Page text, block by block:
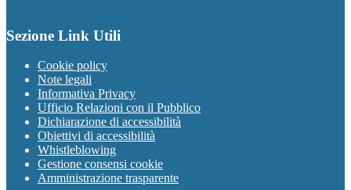
Sezione Link Utili
Cookie policy
Note legali
Informativa Privacy
Ufficio Relazioni con il Pubblico
Dichiarazione di accessibilità
Obiettivi di accessibilità
Whistleblowing
Gestione consensi cookie
Amministrazione trasparente